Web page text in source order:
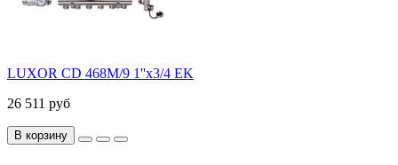
LUXOR CD 468M/9 1''х3/4 EK
26 511 руб
В корзину